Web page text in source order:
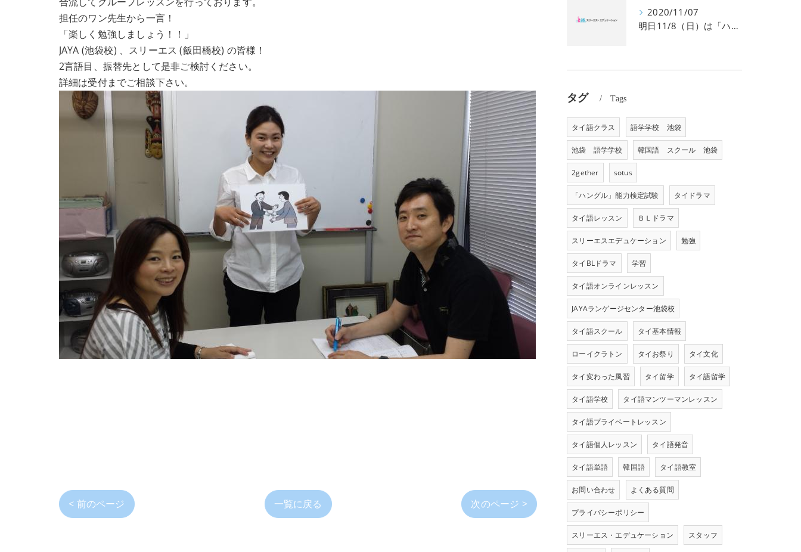
担任のワン先生から一言！
「楽しく勉強しましょう！！」
JAYA (池袋校) 、スリーエス (飯田橋校) の皆様！
2言語目、振替先として是非ご検討ください。
詳細は受付までご相談下さい。
< 前のページ 一覧に戻る 次のページ >
2020/11/07
明日11/8（日）は「ハングル」能力検定試験です。
タグ Tags
タイ語クラス 語学学校 池袋
池袋 語学学校 韓国語 スクール 池袋
2gether sotus
「ハングル」能力検定試験 タイドラマ
タイ語レッスン ＢＬドラマ
スリーエスエデュケーション 勉強
タイBLドラマ 学習
タイ語オンラインレッスン
JAYAランゲージセンター池袋校
タイ語スクール タイ基本情報
ローイクラトン タイお祭り タイ文化
タイ変わった風習 タイ留学 タイ語留学
タイ語学校 タイ語マンツーマンレッスン
タイ語プライベートレッスン
タイ語個人レッスン タイ語発音
タイ語単語 韓国語 タイ語教室
お問い合わせ よくある質問
プライバシーポリシー
スリーエス・エデュケーション スタッフ